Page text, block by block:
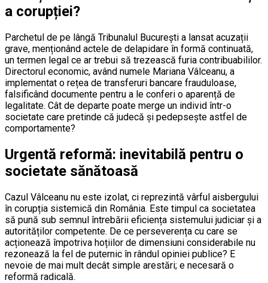
a corupției?
Parchetul de pe lângă Tribunalul București a lansat acuzații
grave, menționând actele de delapidare în formă continuată,
un termen legal ce ar trebui să trezească furia contribuabililor.
Directorul economic, având numele Mariana Vâlceanu, a
implementat o rețea de transferuri bancare frauduloase,
falsificând documente pentru a le conferi o aparență de
legalitate. Cât de departe poate merge un individ într-o
societate care pretinde că judecă și pedepsește astfel de
comportamente?
Urgentă reformă: inevitabilă pentru o
societate sănătoasă
Cazul Vâlceanu nu este izolat, ci reprezintă vârful aisbergului
în corupția sistemică din România. Este timpul ca societatea
să pună sub semnul întrebării eficiența sistemului judiciar și a
autorităților competente. De ce perseverența cu care se
acționează împotriva hoțiilor de dimensiuni considerabile nu
rezonează la fel de puternic în rândul opiniei publice? E
nevoie de mai mult decât simple arestări; e necesară o
reformă radicală.